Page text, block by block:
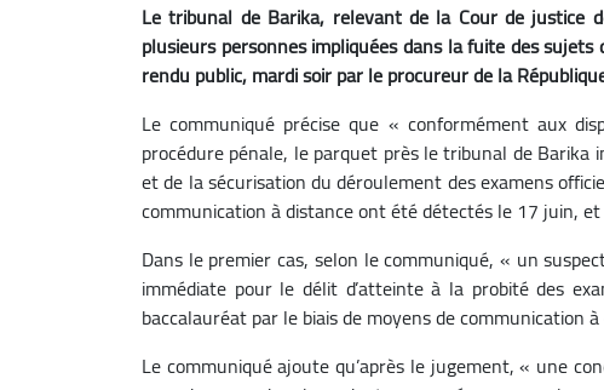
Le tribunal de Barika, relevant de la Cour de justice
plusieurs personnes impliquées dans la fuite des
rendu public, mardi soir par le procureur de la
Le communiqué précise que « conformément aux
procédure pénale, le parquet près le tribunal de Barika
et de la sécurisation du déroulement des examens
communication à distance ont été détectés le 17 juin,
Dans le premier cas, selon le communiqué, « un
immédiate pour le délit d’atteinte à la probité des
baccalauréat par le biais de moyens de communication
Le communiqué ajoute qu’après le jugement, « une